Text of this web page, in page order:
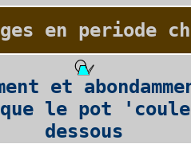
en periode
et
le pot
dessous